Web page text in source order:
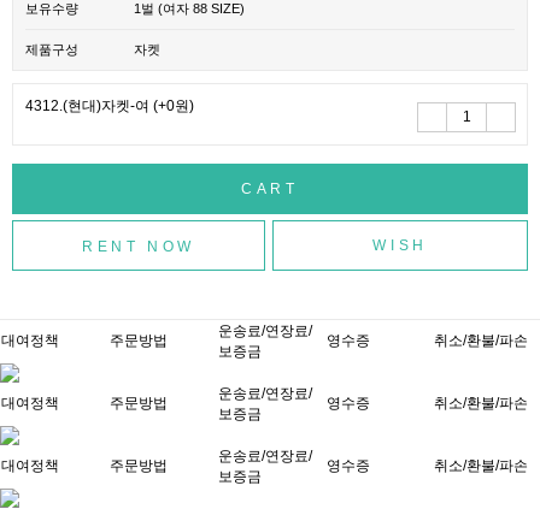
보유수량 1벌 (여자 88 SIZE)
제품구성 자켓
4312.(현대)자켓-여 (+0원)
WISH
대여정책 주문방법
운송료/연장료/
보증금
영수증 취소/환불/파손
대여정책 주문방법
운송료/연장료/
보증금
영수증 취소/환불/파손
대여정책 주문방법
운송료/연장료/
보증금
영수증 취소/환불/파손